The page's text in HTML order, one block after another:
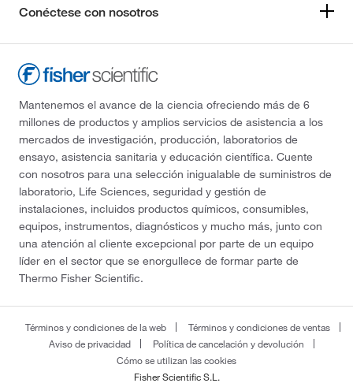
Conéctese con nosotros
Mantenemos el avance de la ciencia ofreciendo más de 6
millones de productos y amplios servicios de asistencia a los
mercados de investigación, producción, laboratorios de
ensayo, asistencia sanitaria y educación científica. Cuente
con nosotros para una selección inigualable de suministros de
laboratorio, Life Sciences, seguridad y gestión de
instalaciones, incluidos productos químicos, consumibles,
equipos, instrumentos, diagnósticos y mucho más, junto con
una atención al cliente excepcional por parte de un equipo
líder en el sector que se enorgullece de formar parte de
Thermo Fisher Scientific.
Términos y condiciones de la web
Términos y condiciones de ventas
Aviso de privacidad
Política de cancelación y devolución
Cómo se utilizan las cookies
Fisher Scientific S.L.